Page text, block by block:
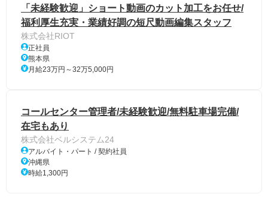
「未経験歓迎」ショート動画のカット加工をお任せ/
福利厚生充実・業績好調の短尺動画編集スタッフ
株式会社RIOT
正社員
熊本県
月給23万円～32万5,000円
コールセンター管理者/未経験歓迎/無料駐車場完備/
在宅もあり
株式会社ベルシステム24
アルバイト・パート / 契約社員
沖縄県
時給1,300円